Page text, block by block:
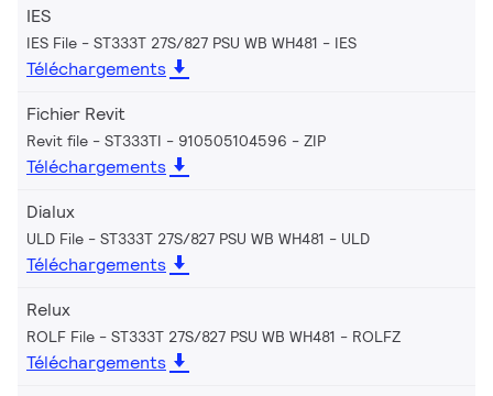
IES
IES File - ST333T 27S/827 PSU WB WH481 IES
Téléchargements
Fichier Revit
Revit file - ST333TI - 910505104596 ZIP
Téléchargements
Dialux
ULD File - ST333T 27S/827 PSU WB WH481 ULD
Téléchargements
Relux
ROLF File - ST333T 27S/827 PSU WB WH481 ROLFZ
Téléchargements